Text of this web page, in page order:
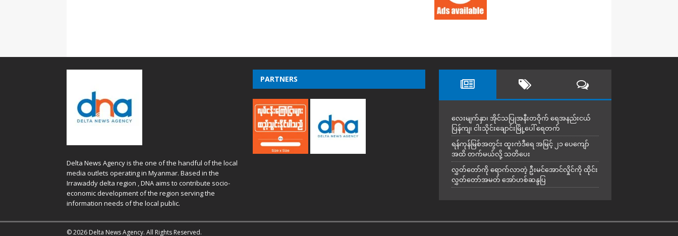
Delta News Agency is the one of the handful of the local
media outlets operating in Myanmar. Based in the
Irrawaddy delta region , DNA aims to contribute socio-
economic development of the region serving the
information needs of the local public.
PARTNERS
လေးမျက်နှာ၊ အိုင်သပြုအနီးတဝိုက် ရေအနည်းငယ်
ပြန်ကျ၊ ငါးသိုင်းချောင်းမြို့ပေါ် ရေတက်
ရန်ကုန်မြစ်အတွင်း ထူးကဲဒီရေ အ​မြင့် ၂၁ ပေကျော်
အထိ တက်မယ်လို့ သတိပေး
လွှတ်တော်ကို ရောက်လာတဲ့ ဦးမင်အောင်လှိုင်ကို ထိုင်း
လွှတ်တော်အမတ် အော်ဟစ်ဆန္ဒပြ
© 2026 Delta News Agency. All Rights Reserved.